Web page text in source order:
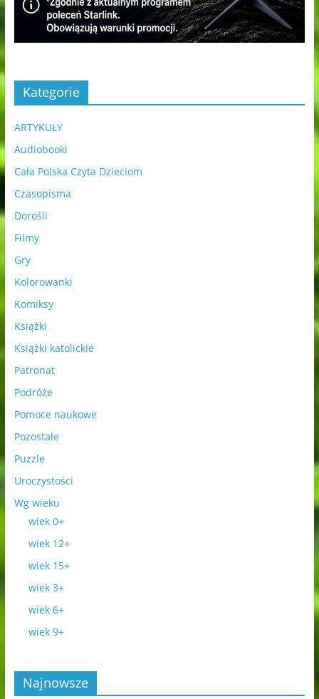
Kategorie
ARTYKUŁY
Audiobooki
Cała Polska Czyta Dzieciom
Czasopisma
Dorośli
Filmy
Gry
Kolorowanki
Komiksy
Książki
Książki katolickie
Patronat
Podróże
Pomoce naukowe
Pozostałe
Puzzle
Uroczystości
Wg wieku
wiek 0+
wiek 12+
wiek 15+
wiek 3+
wiek 6+
wiek 9+
Najnowsze